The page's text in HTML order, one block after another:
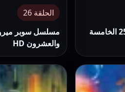
مسلسل سوبر ميرو الحلقة 25 الخامسة
الحلقة 26
والعشرون HD